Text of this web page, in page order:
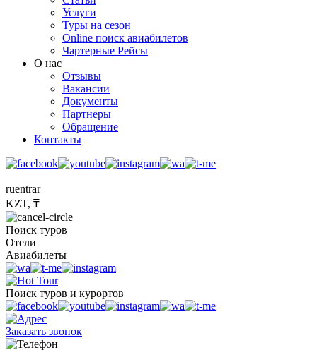
Услуги
Туры на сезон
Online поиск авиабилетов
Чартерные Рейсы
О нас
Отзывы
Вакансии
Документы
Партнеры
Обращение
Контакты
ruentrar
KZT, ₸
Поиск туров
Отели
Авиабилеты
Поиск туров и курортов
Заказать звонок